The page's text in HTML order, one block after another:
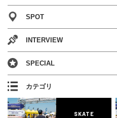
SPOT
INTERVIEW
SPECIAL
カテゴリ
SKATE